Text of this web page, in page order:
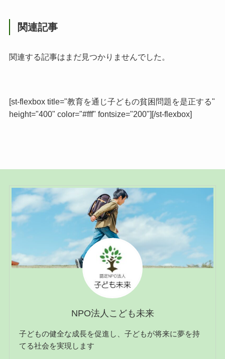
関連記事
関連する記事はまだ見つかりませんでした。
[st-flexbox title="教育を通じ子どもの貧困問題を是正する"
height="400" color="#fff" fontsize="200"][/st-flexbox]
NPO法人こども未来
子どもの健全な成長を促進し、子どもが将来に夢を持
てる社会を実現します